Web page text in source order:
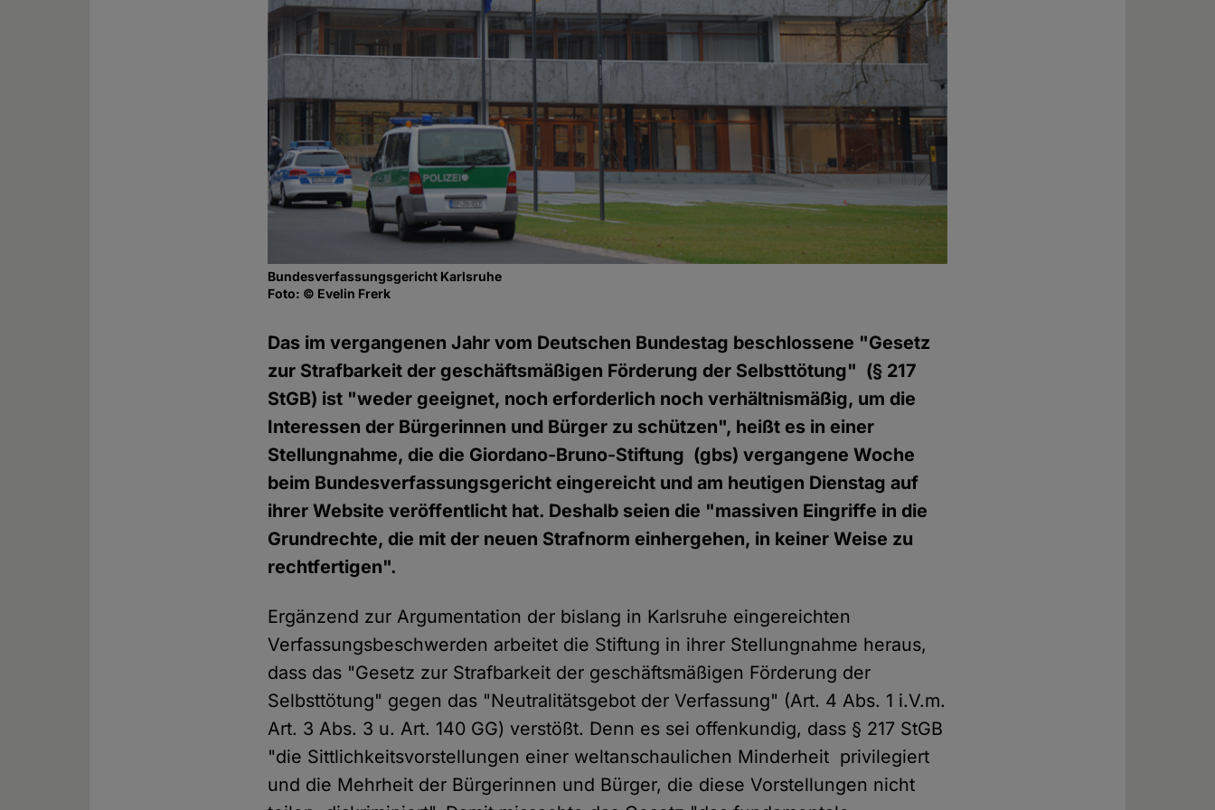
Bundesverfassungsgericht Karlsruhe
Foto: © Evelin Frerk
Das im vergangenen Jahr vom Deutschen Bundestag beschlossene "Gesetz
zur Strafbarkeit der geschäftsmäßigen Förderung der Selbsttötung" (§ 217
StGB) ist "weder geeignet, noch erforderlich noch verhältnismäßig, um die
Interessen der Bürgerinnen und Bürger zu schützen", heißt es in einer
Stellungnahme, die die Giordano-Bruno-Stiftung (gbs) vergangene Woche
beim Bundesverfassungsgericht eingereicht und am heutigen Dienstag auf
ihrer Website veröffentlicht hat. Deshalb seien die "massiven Eingriffe in die
Grundrechte, die mit der neuen Strafnorm einhergehen, in keiner Weise zu
rechtfertigen".
Ergänzend zur Argumentation der bislang in Karlsruhe eingereichten
Verfassungsbeschwerden arbeitet die Stiftung in ihrer Stellungnahme heraus,
dass das "Gesetz zur Strafbarkeit der geschäftsmäßigen Förderung der
Selbsttötung" gegen das "Neutralitätsgebot der Verfassung" (Art. 4 Abs. 1 i.V.m.
Art. 3 Abs. 3 u. Art. 140 GG) verstößt. Denn es sei offenkundig, dass § 217 StGB
"die Sittlichkeitsvorstellungen einer weltanschaulichen Minderheit privilegiert
und die Mehrheit der Bürgerinnen und Bürger, die diese Vorstellungen nicht